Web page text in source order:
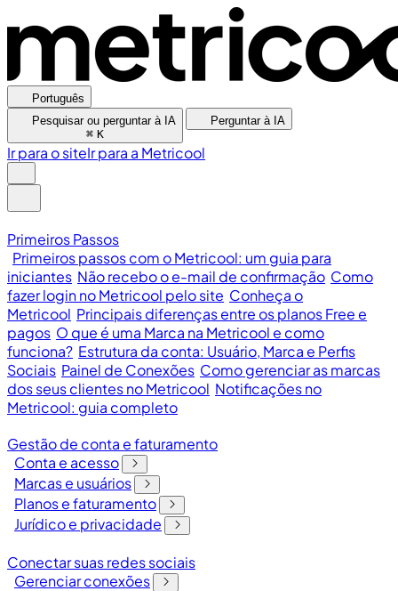
Português
Pesquisar ou perguntar à IA
⌘ K
Perguntar à IA
Ir para o siteIr para a Metricool
Primeiros Passos
Primeiros passos com o Metricool: um guia para
iniciantes Não recebo o e-mail de confirmação Como
fazer login no Metricool pelo site Conheça o
Metricool Principais diferenças entre os planos Free e
pagos O que é uma Marca na Metricool e como
funciona? Estrutura da conta: Usuário, Marca e Perfis
Sociais Painel de Conexões Como gerenciar as marcas
dos seus clientes no Metricool Notificações no
Metricool: guia completo
Gestão de conta e faturamento
Conta e acesso
Marcas e usuários
Planos e faturamento
Jurídico e privacidade
Conectar suas redes sociais
Gerenciar conexões